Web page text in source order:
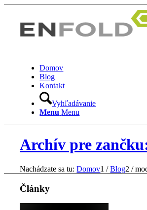
Domov
Blog
Kontakt
Vyhľadávanie
Menu Menu
Archív pre
Nachádzate sa tu: Domov1 / Blog2 /
Články